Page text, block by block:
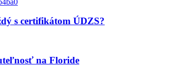
s certifikátom ÚDZS?
na Floride